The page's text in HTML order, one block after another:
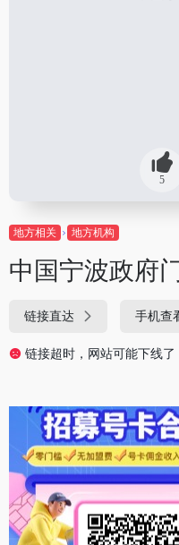
5
地方相关 地方机构
中国宁波政府
链接直达 手机查
链接超时，网站可能下线